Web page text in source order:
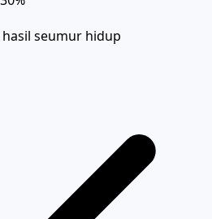
seumur hidup